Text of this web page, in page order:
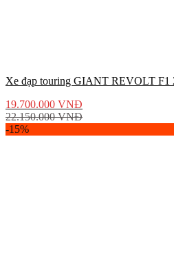
Xe đạp touring GIANT REVOLT F1
19.700.000 VNĐ
22.150.000VNĐ
-15%